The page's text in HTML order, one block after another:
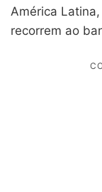
América
recorrem ao